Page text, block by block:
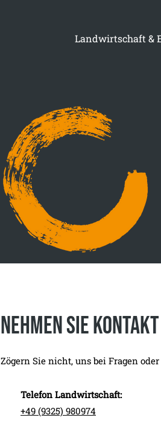
Landwirtschaft &
Nehmen Sie
Zögern Sie nicht, uns bei Fragen
Telefon Landwirtschaft:
+49 (9325) 980974